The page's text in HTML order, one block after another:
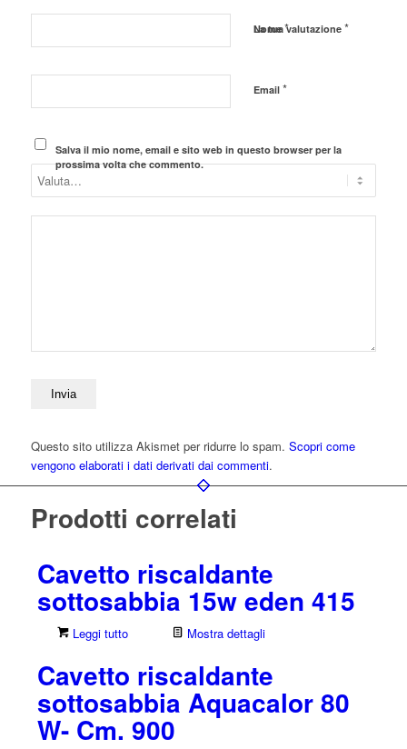
Nome*
Email *
Salva il mio nome, email e sito web in questo browser per la
prossima volta che commento.
La tua valutazione *
Questo sito utilizza Akismet per ridurre lo spam. Scopri come
vengono elaborati i dati derivati dai commenti.
Prodotti correlati
Cavetto riscaldante
sottosabbia 15w eden 415
Leggi tutto Mostra dettagli
Cavetto riscaldante
sottosabbia Aquacalor 80
W- Cm. 900